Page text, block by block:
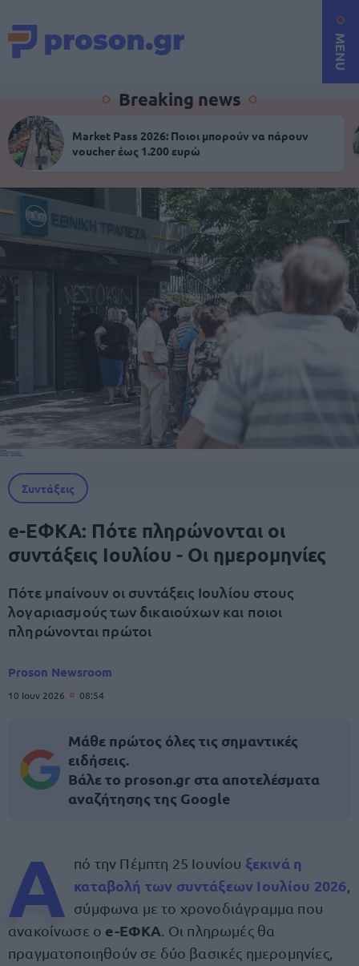
MENU
Breaking news
Market Pass 2026: Ποιοι μπορούν να πάρουν
voucher έως 1.200 ευρώ
Συντάξεις
e-ΕΦΚΑ: Πότε πληρώνονται οι
συντάξεις Ιουλίου - Οι ημερομηνίες
Πότε μπαίνουν οι συντάξεις Ιουλίου στους
λογαριασμούς των δικαιούχων και ποιοι
πληρώνονται πρώτοι
Proson Newsroom
10 Ιουν 2026 08:54
Μάθε πρώτος όλες τις σημαντικές
ειδήσεις.
Βάλε το proson.gr στα αποτελέσματα
αναζήτησης της Google
Α πό την Πέμπτη 25 Ιουνίου ξεκινά η
καταβολή των συντάξεων Ιουλίου 2026
σύμφωνα με το χρονοδιάγραμμα που
ανακοίνωσε ο e-ΕΦΚΑ . Οι πληρωμές θα
πραγματοποιηθούν σε δύο βασικές ημερομηνίες,